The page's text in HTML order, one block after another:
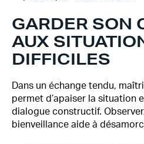
GARDER SON
AUX
DIFFICILES
Dans un échange tendu,
permet d’apaiser la situation
dialogue constructif.
bienveillance aide à